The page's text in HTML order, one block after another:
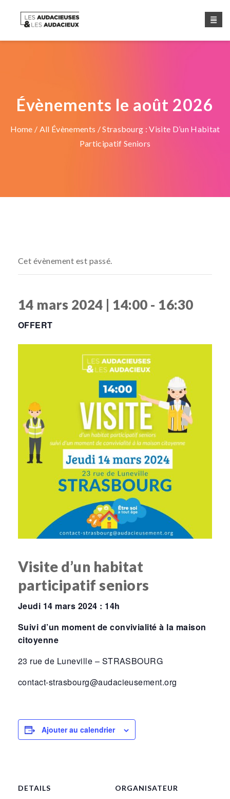
Évènements le août 2026
Home / All Évènements / Strasbourg : Visite D’un Habitat
Participatif Seniors
Cet évènement est passé.
14 mars 2024 | 14:00 - 16:30
OFFERT
Visite d’un habitat
participatif seniors
Jeudi 14 mars 2024 : 14h
Suivi d’un moment de convivialité à la maison
citoyenne
23 rue de Luneville – STRASBOURG
contact-strasbourg@audacieusement.org
Ajouter au calendrier
DETAILS ORGANISATEUR